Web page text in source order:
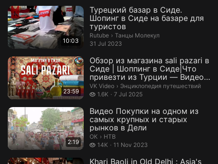
10:03
Турецкий базар в Сиде.
Шопинг в Сиде на базаре для
туристов
Rutube › Танцы Молекул.
Танцы Молекул
31 Jul 2023
23:59
Обзор из магазина sali pazari в
Сиде | Шоппинг в Сиде|Что
привезти из Турции — Видео
...
VK Video › Энциклопедия путешествий.
Энциклопедия путешествий
1.6K
1.6 thousand views
7 Jul 2025
2:19
Видео Покупки на одном из
самых крупных и старых
рынков в Дели
ОК › НТВ.
НТВ
14K
14 thousand views
11 Nov 2023
Khari Baoli in Old Delhi : Asia's